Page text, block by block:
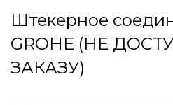
Штекерное
GROHE (НЕ
ЗАКАЗУ)